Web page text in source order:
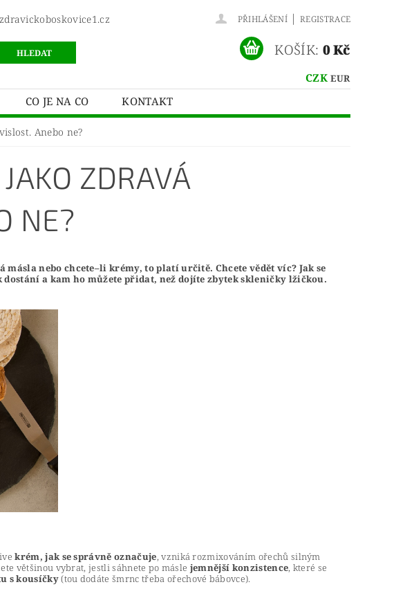
PŘIHLÁŠENÍ | REGISTRACE
CZK EUR
KOŠÍK: 0 Kč
CO JE NA CO KONTAKT
Anebo ne?
ZDRAVÁ
NE?
nebo chcete–li krémy, to platí určitě. Chcete vědět víc? Jak se
a kam ho můžete přidat, než dojíte zbytek skleničky lžičkou.
krém, jak se správně označuje, vzniká rozmixováním ořechů silným
většinou vybrat, jestli sáhnete po másle jemnější konzistence, které se
s kousíčky(tou dodáte šmrnc třeba ořechové bábovce).